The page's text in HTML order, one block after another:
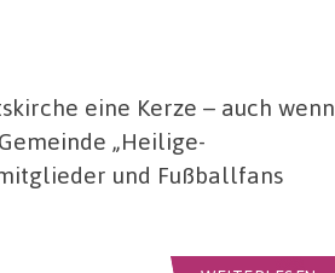
eine Kerze – auch wenn
„Heilige-
und Fußballfans